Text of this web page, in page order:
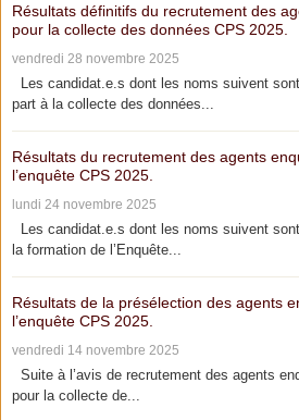
Résultats définitifs du recrutement des
pour la collecte des données CPS 2025.
vendredi 28 novembre 2025
Les candidat.e.s dont les noms suivent
part à la collecte des données...
Résultats du recrutement des agents
l’enquête CPS 2025.
lundi 24 novembre 2025
Les candidat.e.s dont les noms suivent
la formation de l’Enquête...
Résultats de la présélection des agents
l’enquête CPS 2025.
vendredi 14 novembre 2025
Suite à l’avis de recrutement des agents
pour la collecte de...